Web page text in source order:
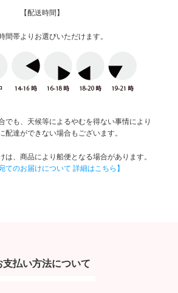
【配送時間】
間帯よりお選びいただけます。
でも、天候等によるやむを得ない事情により
配達ができない場合もございます。
、商品により船便となる場合があります。
てのお届けについて 詳細はこちら】
支払い方法について